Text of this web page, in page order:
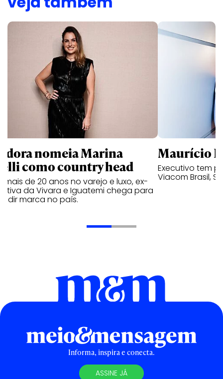
nomeia Marina
como country head
mais de 20 anos no varejo e luxo, ex-
da Vivara e Iguatemi chega para
marca no país.
Maurício
Executivo tem
Viacom Brasil,
Informa, inspira e conecta.
ASSINE JÁ